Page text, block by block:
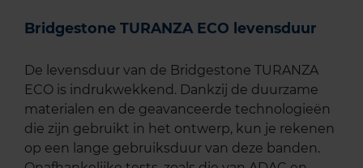
Bridgestone TURANZA ECO levensduur
De levensduur van de Bridgestone TURANZA
ECO is indrukwekkend. Dankzij de duurzame
materialen en de geavanceerde technologieën
die zijn gebruikt in het ontwerp, kun je rekenen
op een lange gebruiksduur van deze banden.